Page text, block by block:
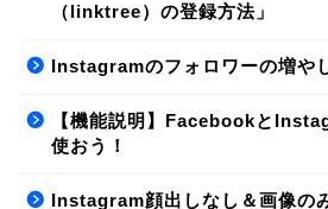
（linktree）の登録方法」
Instagramのフォロワーの増や
【機能説明】Facebookと
使おう！
Instagram顔出しなし＆画像の